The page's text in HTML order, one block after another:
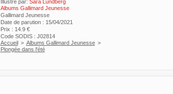
Illustré par: Sara Lundberg
Albums Gallimard Jeunesse
Gallimard Jeunesse
Date de parution : 15/04/2021
Prix : 14.9 €
Code SODIS : J02814
Accueil > Albums Gallimard Jeunesse >
Plongée dans l'été